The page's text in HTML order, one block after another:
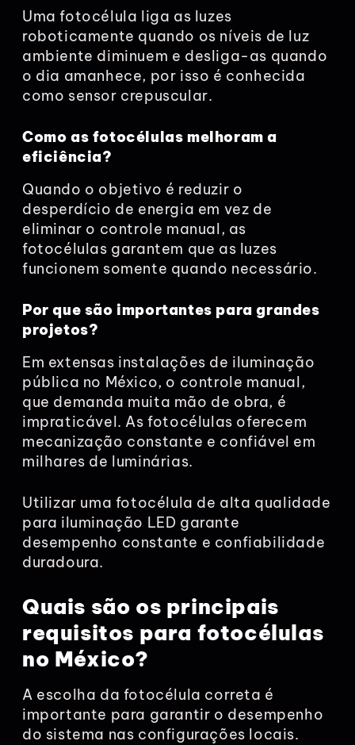
Uma fotocélula liga as luzes
roboticamente quando os níveis de luz
ambiente diminuem e desliga-as quando
o dia amanhece, por isso é conhecida
como sensor crepuscular.
Como as fotocélulas melhoram a
eficiência?
Quando o objetivo é reduzir o
desperdício de energia em vez de
eliminar o controle manual, as
fotocélulas garantem que as luzes
funcionem somente quando necessário.
Por que são importantes para grandes
projetos?
Em extensas instalações de iluminação
pública no México, o controle manual,
que demanda muita mão de obra, é
impraticável. As fotocélulas oferecem
mecanização constante e confiável em
milhares de luminárias.
Utilizar uma fotocélula de alta qualidade
para iluminação LED garante
desempenho constante e confiabilidade
duradoura.
Quais são os principais
requisitos para fotocélulas
no México?
A escolha da fotocélula correta é
importante para garantir o desempenho
do sistema nas configurações locais.